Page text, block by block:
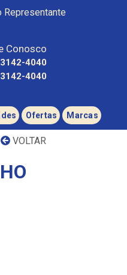
Representante
Conosco
4040
4040
Ofertas Marcas
VOLTAR